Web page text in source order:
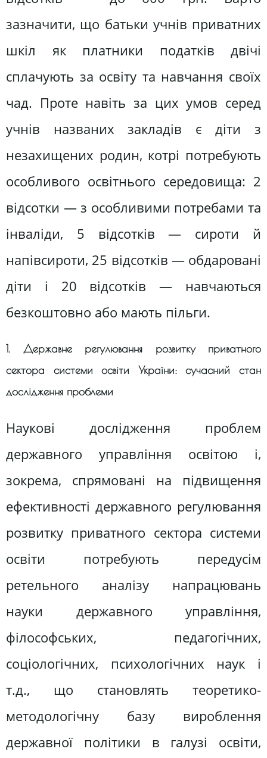
зазначити, що батьки учнів приватних
шкіл як платники податків двічі
сплачують за освіту та навчання своїх
чад. Проте навіть за цих умов серед
учнів названих закладів є діти з
незахищених родин, котрі потребують
особливого освітнього середовища: 2
відсотки — з особливими потребами та
інваліди, 5 відсотків — сироти й
напівсироти, 25 відсотків — обдаровані
діти і 20 відсотків — навчаються
безкоштовно або мають пільги.
1. Державне регулювання розвитку приватного
сектора системи освіти України: сучасний стан
дослідження проблеми
Наукові дослідження проблем
державного управління освітою і,
зокрема, спрямовані на підвищення
ефективності державного регулювання
розвитку приватного сектора системи
освіти потребують передусім
ретельного аналізу напрацювань
науки державного управління,
філософських, педагогічних,
соціологічних, психологічних наук і
т.д., що становлять теоретико-
методологічну базу вироблення
державної політики в галузі освіти,